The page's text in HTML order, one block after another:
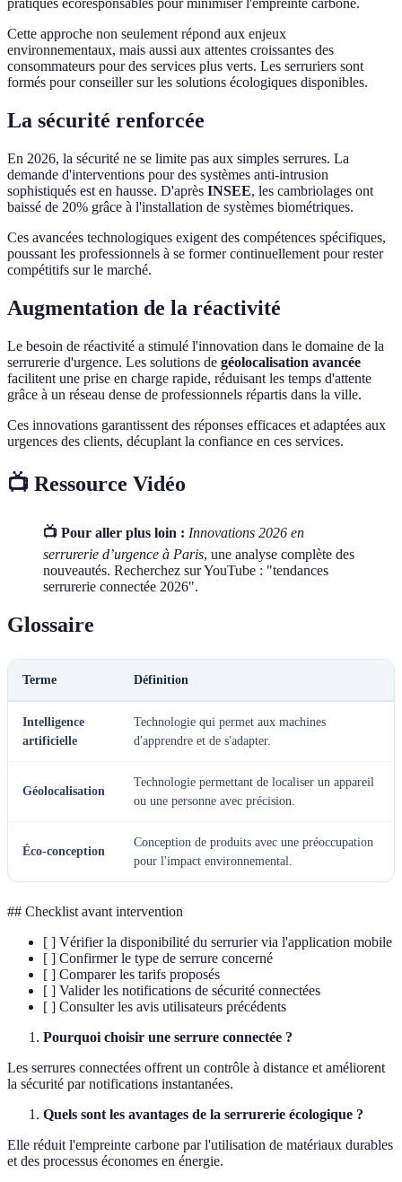
pratiques écoresponsables pour minimiser l'empreinte carbone.
Cette approche non seulement répond aux enjeux
environnementaux, mais aussi aux attentes croissantes des
consommateurs pour des services plus verts. Les serruriers sont
formés pour conseiller sur les solutions écologiques disponibles.
La sécurité renforcée
En 2026, la sécurité ne se limite pas aux simples serrures. La
demande d'interventions pour des systèmes anti-intrusion
sophistiqués est en hausse. D'après INSEE, les cambriolages ont
baissé de 20% grâce à l'installation de systèmes biométriques.
Ces avancées technologiques exigent des compétences spécifiques,
poussant les professionnels à se former continuellement pour rester
compétitifs sur le marché.
Augmentation de la réactivité
Le besoin de réactivité a stimulé l'innovation dans le domaine de la
serrurerie d'urgence. Les solutions de géolocalisation avancée
facilitent une prise en charge rapide, réduisant les temps d'attente
grâce à un réseau dense de professionnels répartis dans la ville.
Ces innovations garantissent des réponses efficaces et adaptées aux
urgences des clients, décuplant la confiance en ces services.
📺 Ressource Vidéo
📺 Pour aller plus loin : Innovations 2026 en
serrurerie d’urgence à Paris, une analyse complète des
nouveautés. Recherchez sur YouTube : "tendances
serrurerie connectée 2026".
Glossaire
Terme Définition
Intelligence
artificielle
Technologie qui permet aux machines
d'apprendre et de s'adapter.
Géolocalisation
Technologie permettant de localiser un appareil
ou une personne avec précision.
Éco-conception
Conception de produits avec une préoccupation
pour l'impact environnemental.
## Checklist avant intervention
[ ] Vérifier la disponibilité du serrurier via l'application mobile
[ ] Confirmer le type de serrure concerné
[ ] Comparer les tarifs proposés
[ ] Valider les notifications de sécurité connectées
[ ] Consulter les avis utilisateurs précédents
Pourquoi choisir une serrure connectée ?
Les serrures connectées offrent un contrôle à distance et améliorent
la sécurité par notifications instantanées.
Quels sont les avantages de la serrurerie écologique ?
Elle réduit l'empreinte carbone par l'utilisation de matériaux durables
et des processus économes en énergie.